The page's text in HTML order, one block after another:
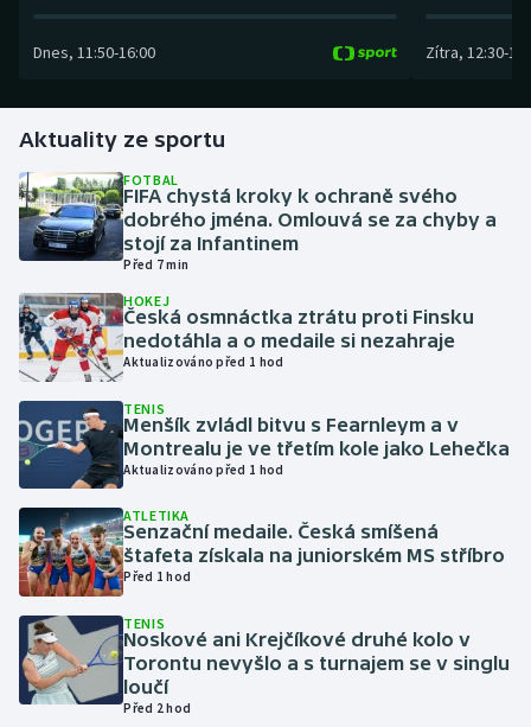
Golf
Gymnastika
Házená
Jezdectví
Judo
Krasobruslení
Lezení
Lyže a snowboard
Moderní pětiboj
Motorsport
Olympijské hry
Dnes, 11:50-16:00 Zítra, 12:30-
Aktuality ze sportu
FOTBAL
FIFA chystá kroky k ochraně svého
dobrého jména. Omlouvá se za chyby a
stojí za Infantinem
Před 7 min
HOKEJ
Česká osmnáctka ztrátu proti Finsku
nedotáhla a o medaile si nezahraje
Aktualizováno před 1 hod
TENIS
Menšík zvládl bitvu s Fearnleym a v
Montrealu je ve třetím kole jako Lehečka
Aktualizováno před 1 hod
ATLETIKA
Senzační medaile. Česká smíšená
štafeta získala na juniorském MS stříbro
Před 1 hod
TENIS
Noskové ani Krejčíkové druhé kolo v
Torontu nevyšlo a s turnajem se v singlu
loučí
Před 2 hod